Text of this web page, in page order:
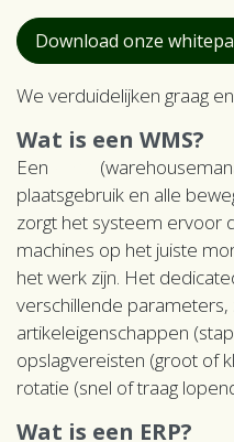
Download onze
We verduidelijken graag
Wat is een WMS?
Een
plaatsgebruik en alle
zorgt het systeem ervoor
machines op het juiste
het werk zijn. Het
verschillende parameters,
artikeleigenschappen
opslagvereisten (groot of
rotatie (snel of traag
Wat is een ERP?